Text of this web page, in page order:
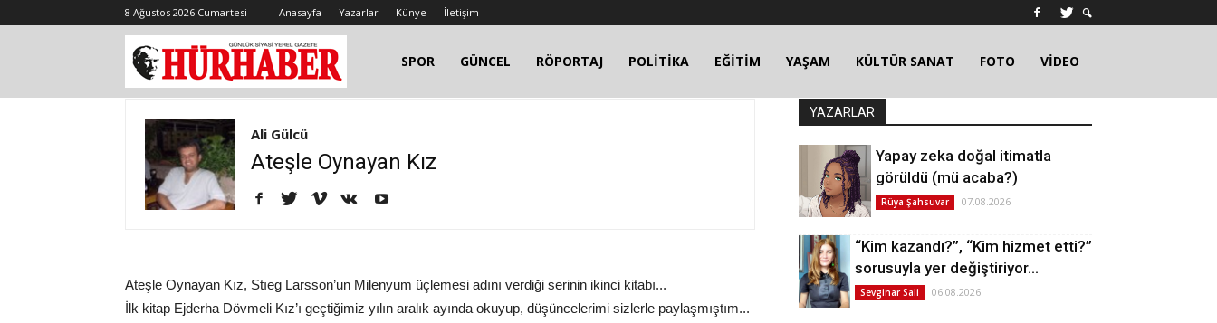
8 Ağustos 2026 Cumartesi Anasayfa Yazarlar Künye İletişim
SPOR GÜNCEL RÖPORTAJ POLİTİKA EĞİTİM YAŞAM KÜLTÜR SANAT FOTO VİDEO
Ali Gülcü
Ateşle Oynayan Kız
Ateşle Oynayan Kız, Stıeg Larsson’un Milenyum üçlemesi adını verdiği serinin ikinci kitabı...
İlk kitap Ejderha Dövmeli Kız’ı geçtiğimiz yılın aralık ayında okuyup, düşüncelerimi sizlerle paylaşmıştım...
YAZARLAR
Yapay zeka doğal itimatla
görüldü (mü acaba?)
Rüya Şahsuvar 07.08.2026
“Kim kazandı?”, “Kim hizmet etti?”
sorusuyla yer değiştiriyor…
Sevginar Sali 06.08.2026